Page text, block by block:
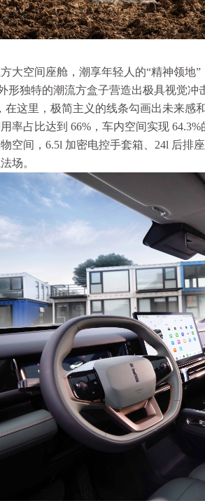
大空间座舱，潮享年轻人的“精神领地”
形独特的潮流方盒子营造出极具视觉
在这里，极简主义的线条勾画出未来感
率占比达到 66%，车内空间实现
空间，6.5l 加密电控手套箱、24l 后排
场。